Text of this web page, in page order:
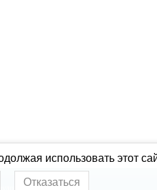
использовать этот
Отказаться